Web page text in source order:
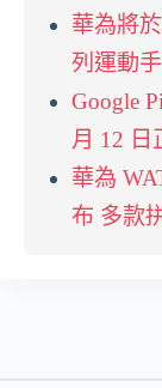
華為將
列運動
Google
月 12 日
華為
布 多款